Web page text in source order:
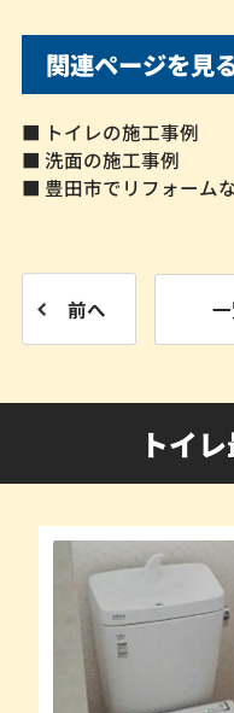
関連ページを見
■ トイレの施工事例
■ 洗面の施工事例
■ 豊田市でリフォーム
前へ
トイ